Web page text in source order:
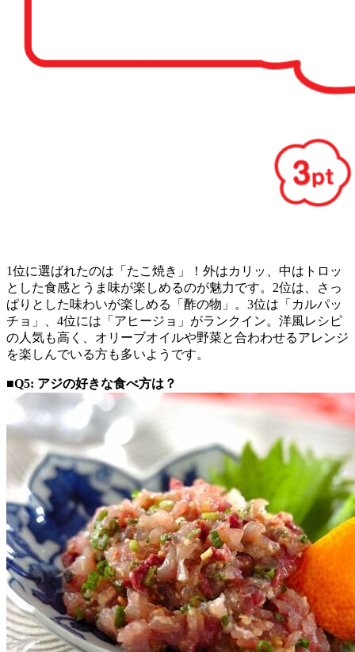
1位に選ばれたのは「たこ焼き」！外はカリッ、中はトロッ
とした食感とうま味が楽しめるのが魅力です。2位は、さっ
ぱりとした味わいが楽しめる「酢の物」。3位は「カルパッ
チョ」、4位には「アヒージョ」がランクイン。洋風レシピ
の人気も高く、オリーブオイルや野菜と合わわせるアレンジ
を楽しんでいる方も多いようです。
■Q5: アジの好きな食べ方は？